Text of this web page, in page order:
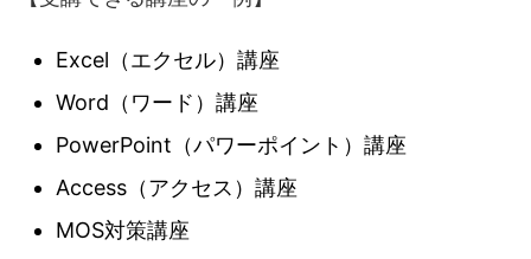
Excel（エクセル）講座
Word（ワード）講座
PowerPoint（パワーポイント）講座
Access（アクセス）講座
MOS対策講座